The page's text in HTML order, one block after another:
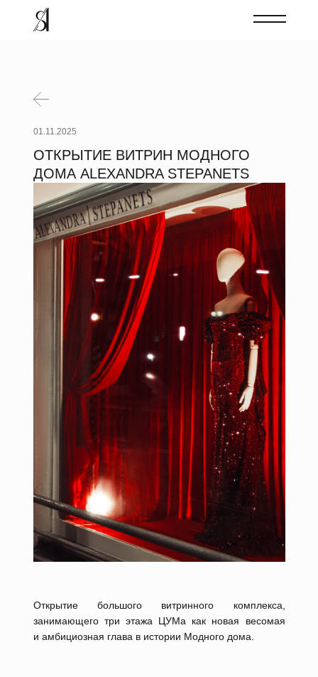
01.11.2025
ОТКРЫТИЕ ВИТРИН МОДНОГО
ДОМА ALEXANDRA STEPANETS
Открытие большого витринного комплекса,
занимающего три этажа ЦУМа как новая весомая
и амбициозная глава в истории Модного дома.